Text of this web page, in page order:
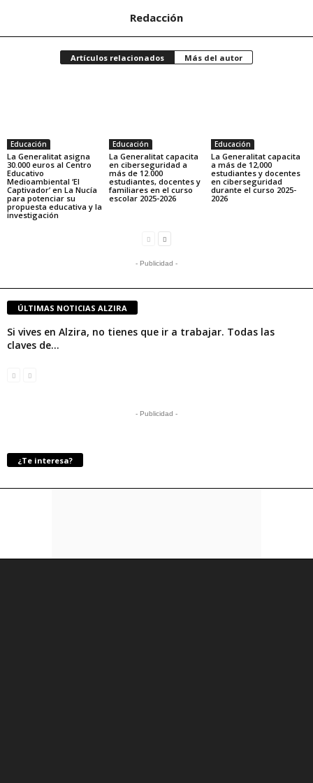
Redacción
Artículos relacionados Más del autor
Educación
La Generalitat asigna
30.000 euros al Centro
Educativo
Medioambiental ‘El
Captivador’ en La Nucía
para potenciar su
propuesta educativa y la
investigación
Educación
La Generalitat capacita
en ciberseguridad a
más de 12.000
estudiantes, docentes y
familiares en el curso
escolar 2025-2026
Educación
La Generalitat capacita
a más de 12,000
estudiantes y docentes
en ciberseguridad
durante el curso 2025-
2026
- Publicidad -
ÚLTIMAS NOTICIAS ALZIRA
Si vives en Alzira, no tienes que ir a trabajar. Todas las
claves de...
- Publicidad -
¿Te interesa?